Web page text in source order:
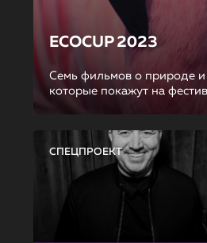
ECOCUP 2023
Семь фильмов о природе и
которые покажут на
СПЕЦПРОЕКТ